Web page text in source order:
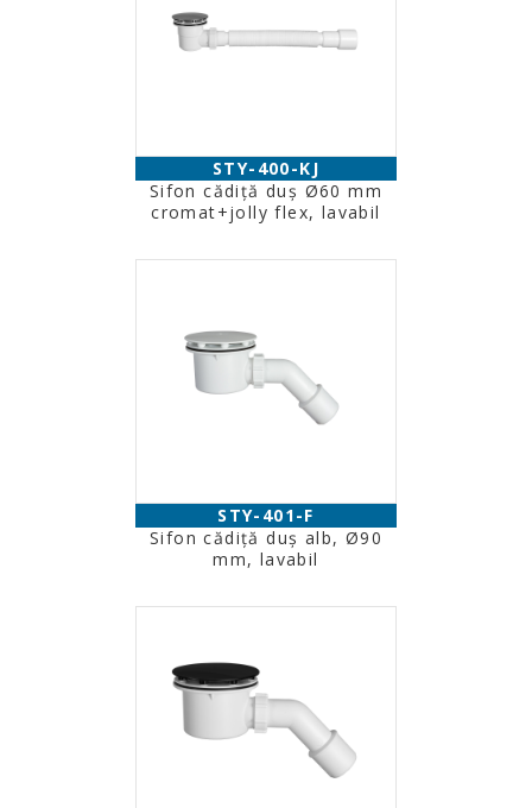
STY-400-KJ
Sifon cădiţă duş Ø60 mm
cromat+jolly flex, lavabil
STY-401-F
Sifon cădiţă duş alb, Ø90
mm, lavabil